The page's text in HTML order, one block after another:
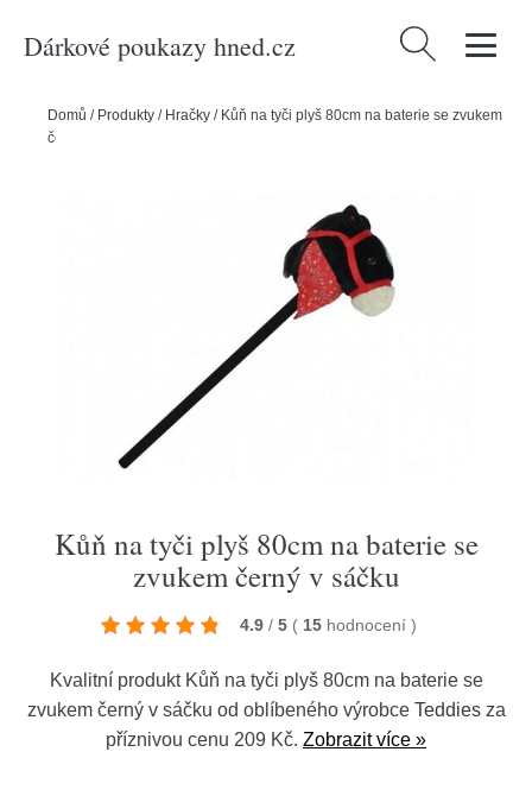
Dárkové poukazy hned.cz Vyhledávání
Domů / Produkty / Hračky / Kůň na tyči plyš 80cm na baterie se zvukem
černý v sáčku
Kůň na tyči plyš 80cm na baterie se
zvukem černý v sáčku
4.9 / 5 ( 15 hodnocení )
Kvalitní produkt Kůň na tyči plyš 80cm na baterie se
zvukem černý v sáčku od oblíbeného výrobce Teddiesza
příznivou cenu 209 Kč. Zobrazit více »